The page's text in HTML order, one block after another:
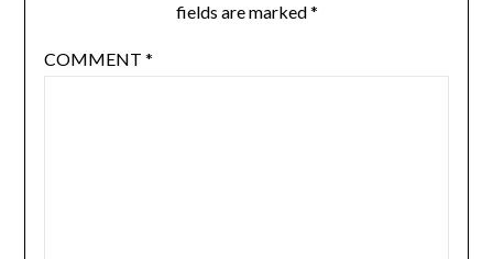
fields are marked*
COMMENT *